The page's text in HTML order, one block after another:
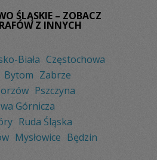
ŚLĄSKIE – ZOBACZ
Z INNYCH
Biała Częstochowa
Bytom Zabrze
Pszczyna
Górnicza
Ruda Śląska
Mysłowice Będzin